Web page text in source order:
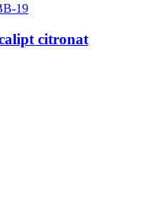
19
citronat